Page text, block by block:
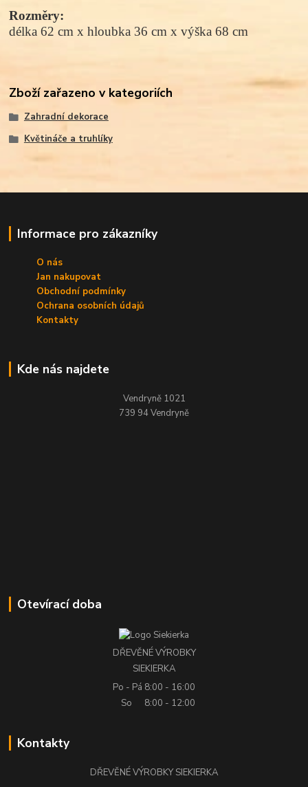
Rozměry:
délka 62 cm xhloubka 36 cm x výška 68 cm
Zboží zařazeno v kategoriích
Zahradní dekorace
Květináče a truhlíky
Informace pro zákazníky
O nás
Jan nakupovat
Obchodní podmínky
Ochrana osobních údajů
Kontakty
Kde nás najdete
Vendryně 1021
739 94 Vendryně
Otevírací doba
DŘEVĚNÉ VÝROBKY
SIEKIERKA
Po - Pá 8:00 - 16:00
So
8:00 - 12:00
Kontakty
DŘEVĚNÉ VÝROBKY SIEKIERKA